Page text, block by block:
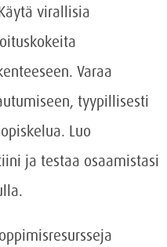
virallisia
Varaa
tyypillisesti
Luo
ja testaa osaamistasi